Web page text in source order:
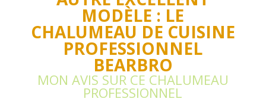
MODÈLE : LE
CHALUMEAU DE CUISINE
PROFESSIONNEL
BEARBRO
MON AVIS SUR CE CHALUMEAU
PROFESSIONNEL